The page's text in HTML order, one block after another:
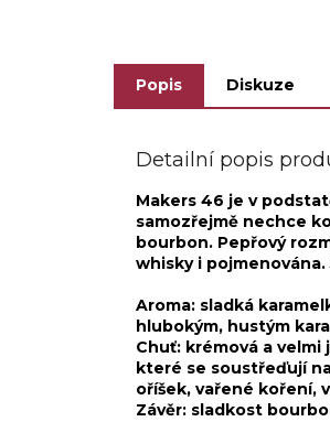
Popis Diskuze
Detailní popis
Makers 46 je v
samozřejmě nechce
bourbon. Pepřový
whisky i pojmenována.
Aroma: sladká
hlubokým, hustým
Chuť: krémová a
které se soustřeďují
oříšek, vařené koření,
Závěr: sladkost